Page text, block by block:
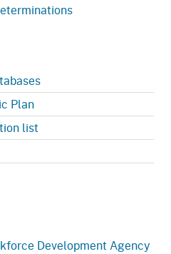
Plan
list
Development Agency